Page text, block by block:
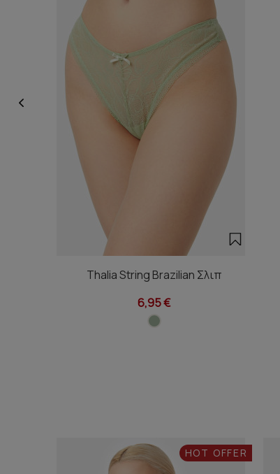
Thalia String Brazilian Σλιπ
6,95 €
HOT OFFER